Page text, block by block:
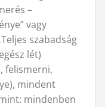
–
vagy
szabadság
lét)
felismerni,
mindent
mindenben